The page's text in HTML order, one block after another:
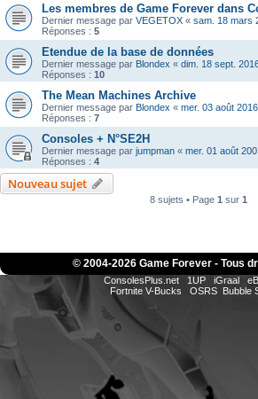
Les membres de Game Forever dans
Dernier message par VEGETOX « sam. 18 mars
Réponses : 5
Etendue de la base de données
Dernier message par Blondex « dim. 18 sept.
Réponses : 10
The Mean Machines Archive
Dernier message par Blondex « mer. 03 août
Réponses : 7
Consoles + N°SE2H
Dernier message par jumpman « mer. 01 août
Réponses : 4
Nouveau sujet
8 sujets • Page 1 sur 1
© 2004-2026 Game Forever - Tous
ConsolesPlus.net 1UP iGraal
Fortnite V-Bucks
OSRS Bubble